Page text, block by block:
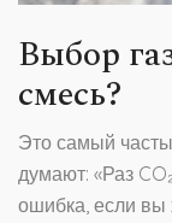
Выбор
смесь?
Это самый
думают: «Раз
ошибка, если вы